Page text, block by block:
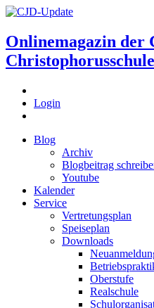
Onlinemagazin der
Login
Blog
Archiv
Blogbeitrag
Youtube
Kalender
Service
Vertretungsplan
Speiseplan
Downloads
Oberstufe
Realschule